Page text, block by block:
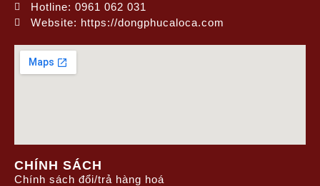
Hotline: 0961 062 031
Website: https://dongphucaloca.com
CHÍNH SÁCH
Chính sách đổi/trả hàng hoá